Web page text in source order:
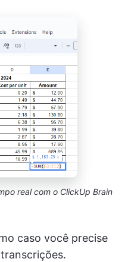
real com o ClickUp Brain
caso você precise